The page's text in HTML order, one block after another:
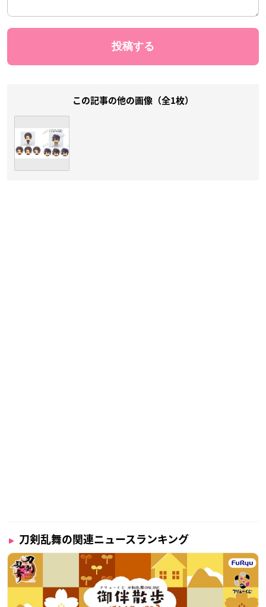
この記事の他の画像（全1枚）
刀剣乱舞の関連ニュースランキング